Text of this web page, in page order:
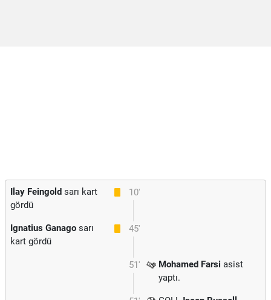
10'
Ilay Feingold sarı kart
gördü
45'
Ignatius Ganago sarı
kart gördü
51' Mohamed Farsi asist
yaptı.